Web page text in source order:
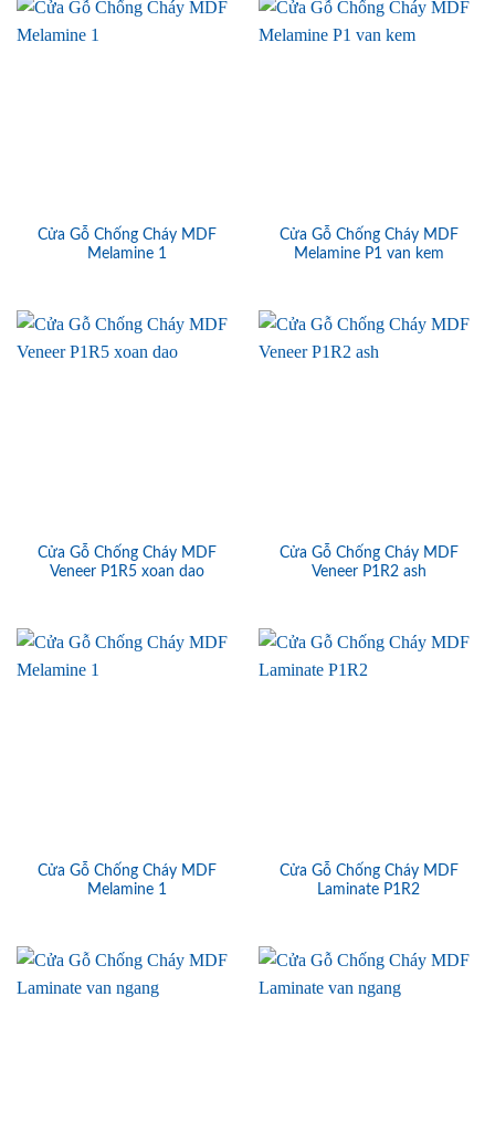
Cửa Gỗ Chống Cháy MDF
Melamine 1
Cửa Gỗ Chống Cháy MDF
Melamine P1 van kem
Cửa Gỗ Chống Cháy MDF
Veneer P1R5 xoan dao
Cửa Gỗ Chống Cháy MDF
Veneer P1R2 ash
Cửa Gỗ Chống Cháy MDF
Melamine 1
Cửa Gỗ Chống Cháy MDF
Laminate P1R2